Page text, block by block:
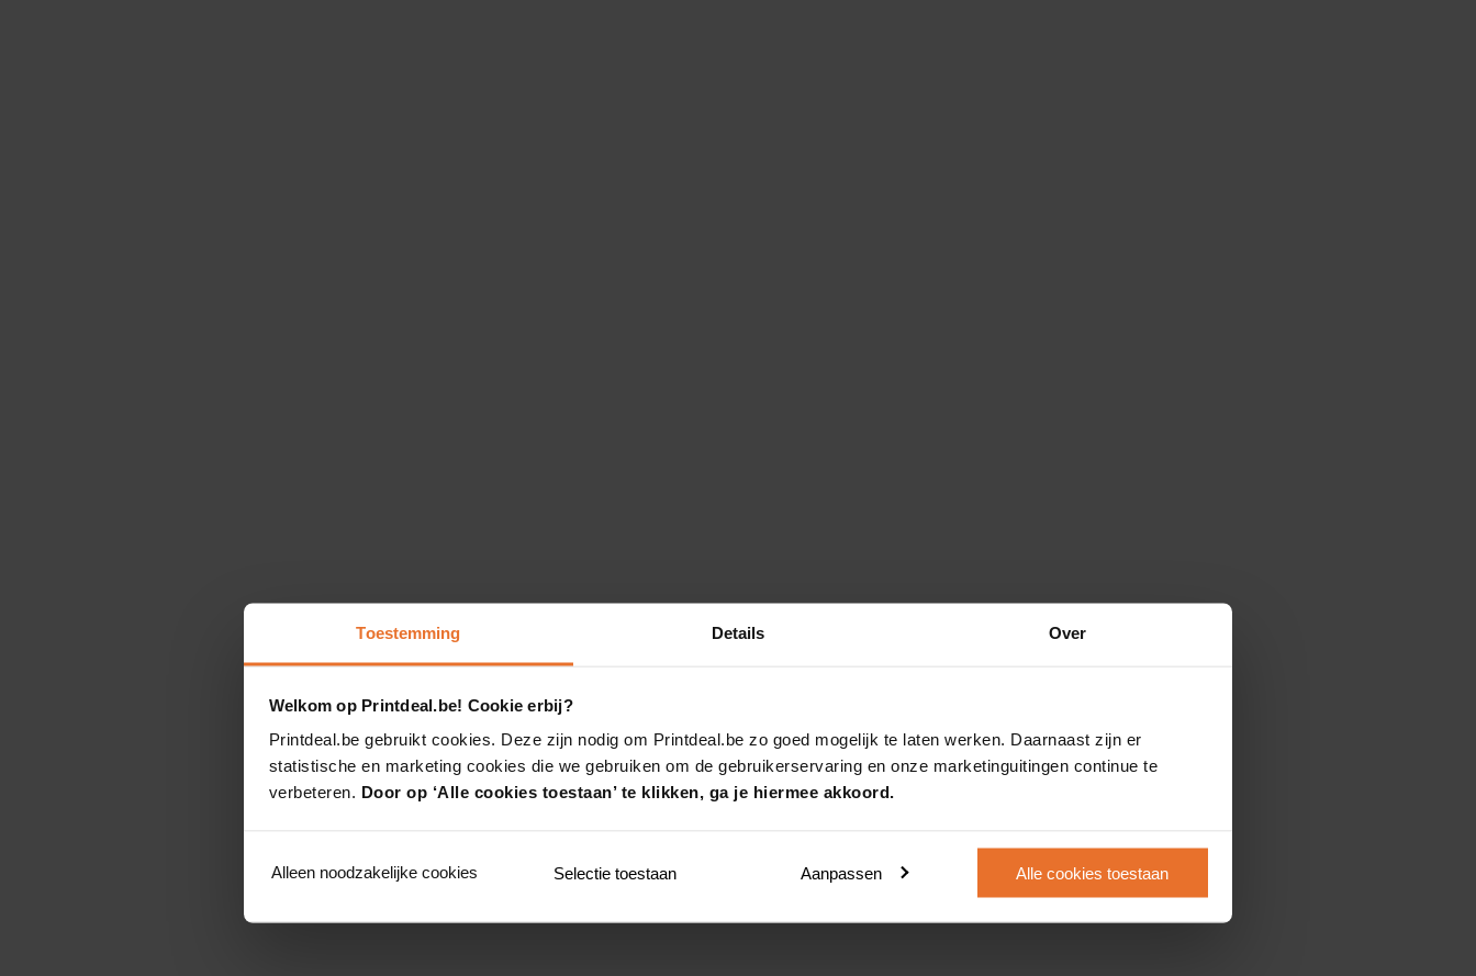
Toestemming Details Over
Welkom op Printdeal.be! Cookie erbij?
Printdeal.be gebruikt cookies. Deze zijn nodig om Printdeal.be zo goed mogelijk te laten werken. Daarnaast zijn er
statistische en marketing cookies die we gebruiken om de gebruikerservaring en onze marketinguitingen continue te
verbeteren. Door op ‘Alle cookies toestaan’ te klikken, ga je hiermee akkoord.
Alleen noodzakelijke cookies Selectie toestaan Aanpassen Alle cookies toestaan